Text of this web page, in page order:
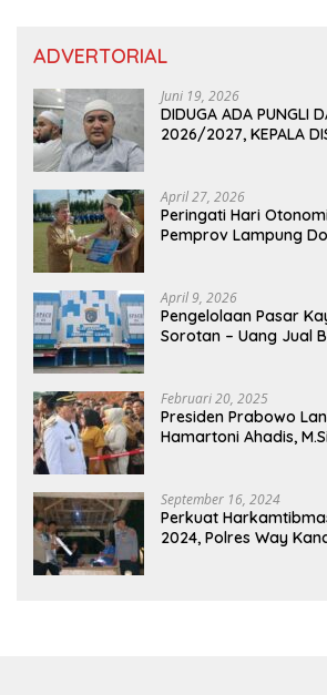
ADVERTORIAL
Juni 19, 2026
DIDUGA ADA PUNGLI
2026/2027, KEPALA
April 27, 2026
Peringati Hari
Pemprov Lampung
April 9, 2026
Pengelolaan Pasar
Sorotan – Uang Jual
Februari 20, 2025
Presiden Prabowo
Hamartoni Ahadis,
2025-2030 Di Istana
September 16, 2024
Perkuat
2024, Polres Way